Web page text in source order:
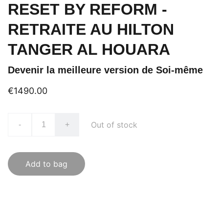
RESET BY REFORM -
RETRAITE AU HILTON
TANGER AL HOUARA
Devenir la meilleure version de Soi-même
€1490.00
- + Out of stock
Add to bag